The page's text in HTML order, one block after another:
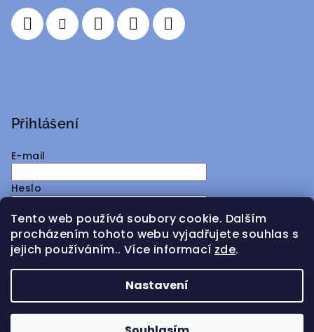
Tento web používá soubory cookie. Dalším
procházením tohoto webu vyjadřujete souhlas s
jejich používáním.. Více informací zde.
Nastavení
Přihlášení
E-mail
Heslo
Přihlásit se
Nová registraceZapomenuté heslo